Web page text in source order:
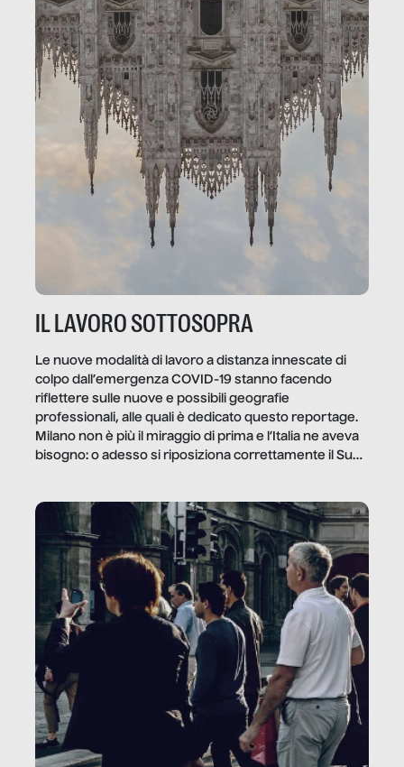
IL LAVORO SOTTOSOPRA
Le nuove modalità di lavoro a distanza innescate di
colpo dall’emergenza COVID-19 stanno facendo
riflettere sulle nuove e possibili geografie
professionali, alle quali è dedicato questo reportage.
Milano non è più il miraggio di prima e l’Italia ne aveva
bisogno: o adesso si riposiziona correttamente il Sud